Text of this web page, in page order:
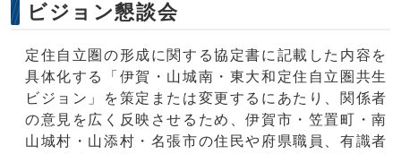
ビジョン懇談会
定住自立圏の形成に関する協定書に記載した内容を
具体化する「伊賀・山城南・東大和定住自立圏共生
ビジョン」を策定または変更するにあたり、関係者
の意見を広く反映させるため、伊賀市・笠置町・南
山城村・山添村・名張市の住民や府県職員、有識者